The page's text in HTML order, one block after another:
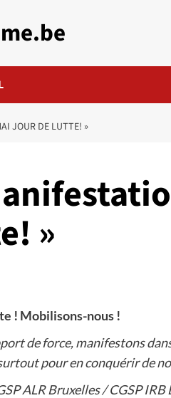
JOUR DE LUTTE! »
»
! Mobilisons-nous !
de force, manifestons
pour en conquérir de
ALR Bruxelles / CGSP